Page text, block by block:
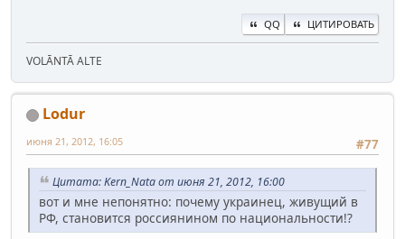
QQ ЦИТИРОВАТЬ
VOLĀNTĀ ALTE
Lodur
#77
июня 21, 2012, 16:05
Цитата: Kern_Nata от июня 21, 2012, 16:00
вот и мне непонятно: почему украинец, живущий в
РФ, становится россиянином по национальности!?